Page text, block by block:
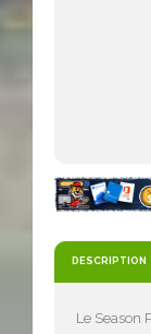
DESCRIPTION
Le Season